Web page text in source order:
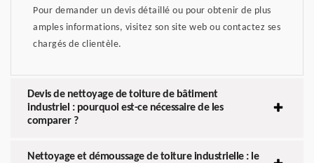
Pour demander un devis détaillé ou pour obtenir de plus
amples informations, visitez son site web ou contactez ses
chargés de clientèle.
Devis de nettoyage de toiture de bâtiment
industriel : pourquoi est-ce nécessaire de les
comparer ?
Nettoyage et démoussage de toiture industrielle : le